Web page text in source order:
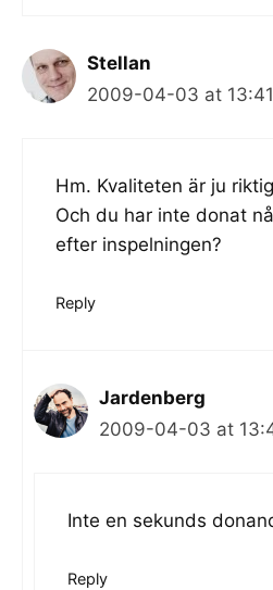
Stellan
2009-04-03 at 13:41
Hm. Kvaliteten är ju
Och du har inte donat
efter inspelningen?
Reply
Jardenberg
2009-04-03 at
Inte en sekunds
Reply